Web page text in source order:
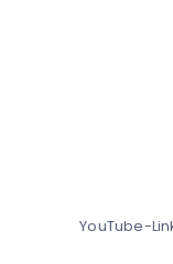
YouTube-